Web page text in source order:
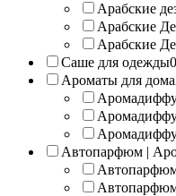
Арабские
Арабские
Арабские
Саше для одежды0
Ароматы для дома
Автопарфюм |